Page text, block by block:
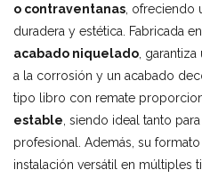
o contraventanas , ofreciendo
duradera y estética. Fabricada
acabado niquelado ,
a la corrosión y un acabado
tipo libro con remate
estable , siendo ideal tanto
profesional. Además, su
instalación versátil en múltiples